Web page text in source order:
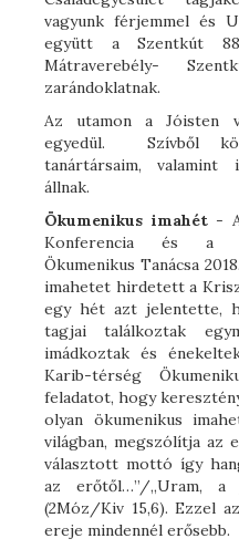
vagyunk férjemmel és
együtt a Szentkút 88
Mátraverebély-
zarándoklatnak.
Az utamon a Jóisten
egyedül. Szívből
tanártársaim, valamint
állnak.
Ökumenikus imahét- A
Konferencia és a
Ökumenikus Tanácsa
imahetet hirdetett a
egy hét azt jelentette,
tagjai találkoztak
imádkoztak és
Karib-térség
feladatot, hogy
olyan ökumenikus
világban, megszólítja az
választott mottó így
az erőtől…”/„Uram, a
(2Móz/Kiv 15,6). Ezzel
ereje mindennél erősebb.